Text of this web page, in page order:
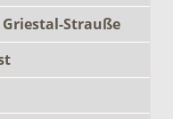
Strauße